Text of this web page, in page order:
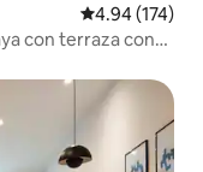
Calificación
4.94 (174)
con terraza con